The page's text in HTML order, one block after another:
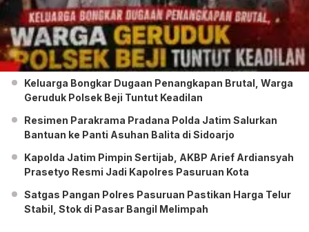
Keluarga Bongkar Dugaan Penangkapan Brutal, Warga
Geruduk Polsek Beji Tuntut Keadilan
Resimen Parakrama Pradana Polda Jatim Salurkan
Bantuan ke Panti Asuhan Balita di Sidoarjo
Kapolda Jatim Pimpin Sertijab, AKBP Arief Ardiansyah
Prasetyo Resmi Jadi Kapolres Pasuruan Kota
Satgas Pangan Polres Pasuruan Pastikan Harga Telur
Stabil, Stok di Pasar Bangil Melimpah